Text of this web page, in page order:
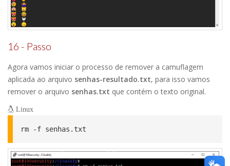
16 - Passo
Agora vamos iniciar o processo de remover a camuflagem
aplicada ao arquivo senhas-resultado.txt, para isso vamos
remover o arquivo senhas.txt que contém o texto original.
Linux
rm -f senhas.txt